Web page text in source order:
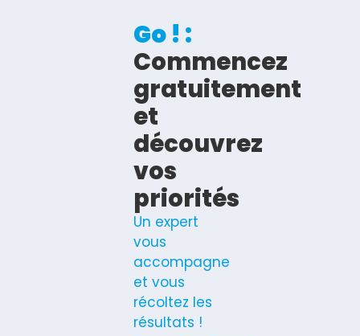
Go ! :
Commencez
gratuitement
et
découvrez
vos
priorités
Un expert
vous
accompagne
et vous
récoltez les
résultats !